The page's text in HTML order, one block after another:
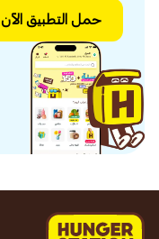
حمل التطبيق الآن